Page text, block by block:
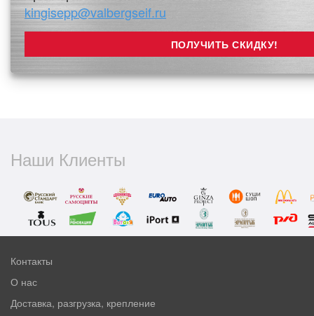
kingisepp@valbergseif.ru
Наши Клиенты
Контакты
О нас
Доставка, разгрузка, крепление